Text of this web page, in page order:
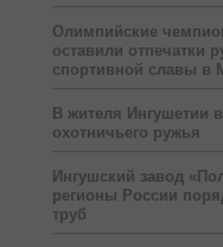
Олимпийские
оставили отпечатки
спортивной славы в
В жителя Ингушетии
охотничьего ружья
Ингушский завод
регионы России
труб